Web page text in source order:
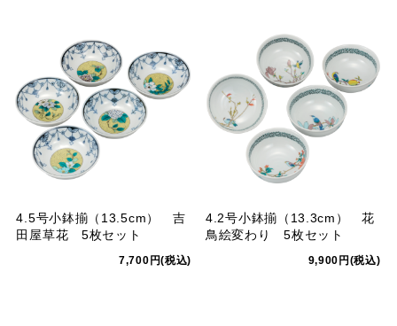
4.5号小鉢揃（13.5cm） 吉
田屋草花 5枚セット
7,700円(税込)
4.2号小鉢揃（13.3cm） 花
鳥絵変わり 5枚セット
9,900円(税込)